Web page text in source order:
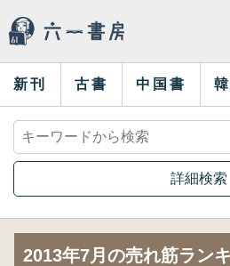
新刊 古書 中国書
詳細検索
2013年7月の売れ筋ラン